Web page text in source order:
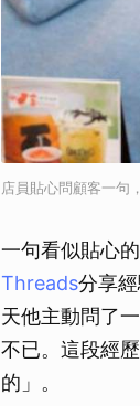
店員貼心問顧客一句
一句看似貼心
Threads分享
天他主動問了
不已。這段經
的」。